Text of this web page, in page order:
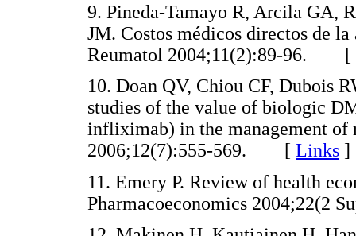
9. Pineda-Tamayo R, Arcila GA,
JM. Costos médicos directos de
Reumatol 2004;11(2):89-96. [
10. Doan QV, Chiou CF, Dubois
studies of the value of biologic
infliximab) in the management of
2006;12(7):555-569. [ Links ]
11. Emery P. Review of health
Pharmacoeconomics